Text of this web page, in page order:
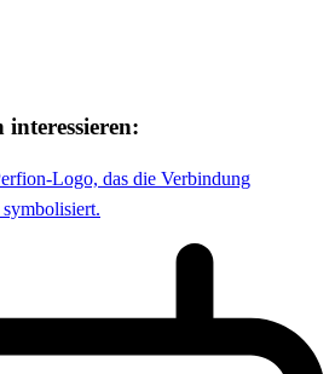
interessieren: